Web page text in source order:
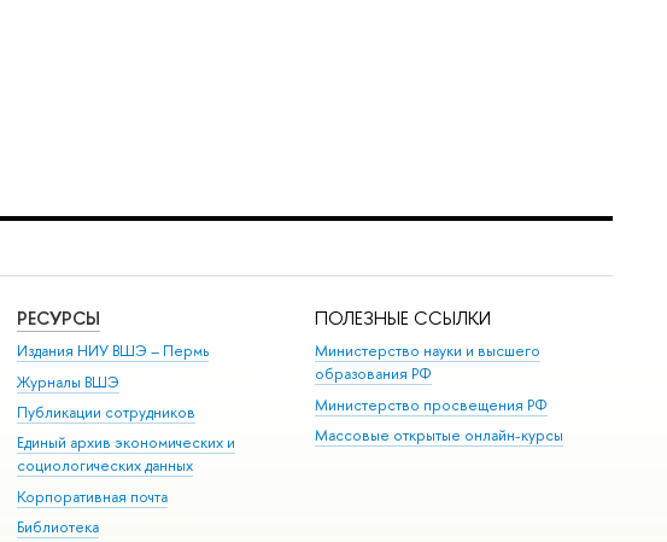
РЕСУРСЫ
Издания НИУ ВШЭ ­– Пермь
Журналы ВШЭ
Публикации сотрудников
Единый архив экономических и
социологических данных
Корпоративная почта
Библиотека
ПОЛЕЗНЫЕ ССЫЛКИ
Министерство науки и высшего
образования РФ
Министерство просвещения РФ
Массовые открытые онлайн-курсы